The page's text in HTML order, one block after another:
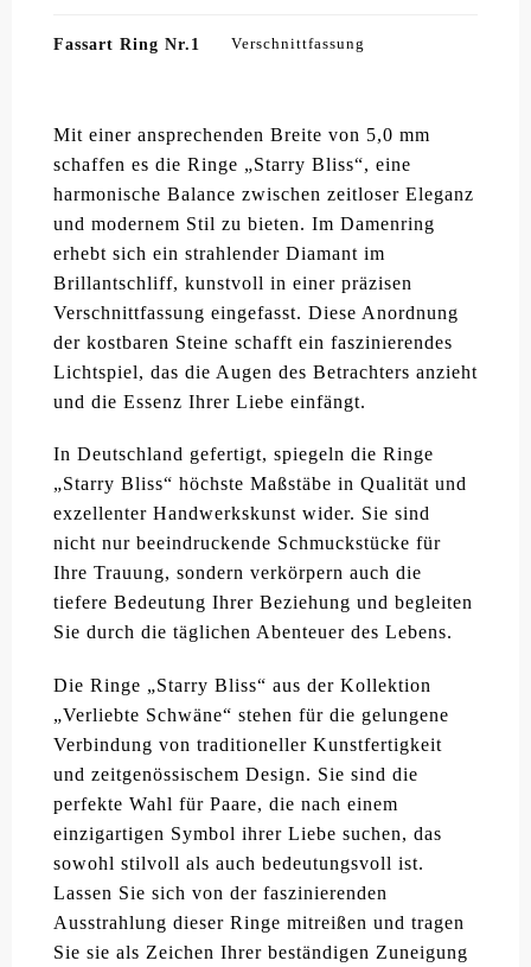
Fassart Ring Nr.1 Verschnittfassung
Mit einer ansprechenden Breite von 5,0 mm
schaffen es die Ringe „Starry Bliss“, eine
harmonische Balance zwischen zeitloser Eleganz
und modernem Stil zu bieten. Im Damenring
erhebt sich ein strahlender Diamant im
Brillantschliff, kunstvoll in einer präzisen
Verschnittfassung eingefasst. Diese Anordnung
der kostbaren Steine schafft ein faszinierendes
Lichtspiel, das die Augen des Betrachters anzieht
und die Essenz Ihrer Liebe einfängt.
In Deutschland gefertigt, spiegeln die Ringe
„Starry Bliss“ höchste Maßstäbe in Qualität und
exzellenter Handwerkskunst wider. Sie sind
nicht nur beeindruckende Schmuckstücke für
Ihre Trauung, sondern verkörpern auch die
tiefere Bedeutung Ihrer Beziehung und begleiten
Sie durch die täglichen Abenteuer des Lebens.
Die Ringe „Starry Bliss“ aus der Kollektion
„Verliebte Schwäne“ stehen für die gelungene
Verbindung von traditioneller Kunstfertigkeit
und zeitgenössischem Design. Sie sind die
perfekte Wahl für Paare, die nach einem
einzigartigen Symbol ihrer Liebe suchen, das
sowohl stilvoll als auch bedeutungsvoll ist.
Lassen Sie sich von der faszinierenden
Ausstrahlung dieser Ringe mitreißen und tragen
Sie sie als Zeichen Ihrer beständigen Zuneigung